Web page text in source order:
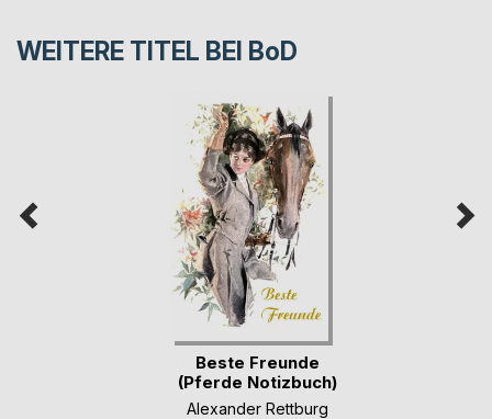
WEITERE TITEL BEI BoD
Beste Freunde
(Pferde Notizbuch)
Alexander Rettburg